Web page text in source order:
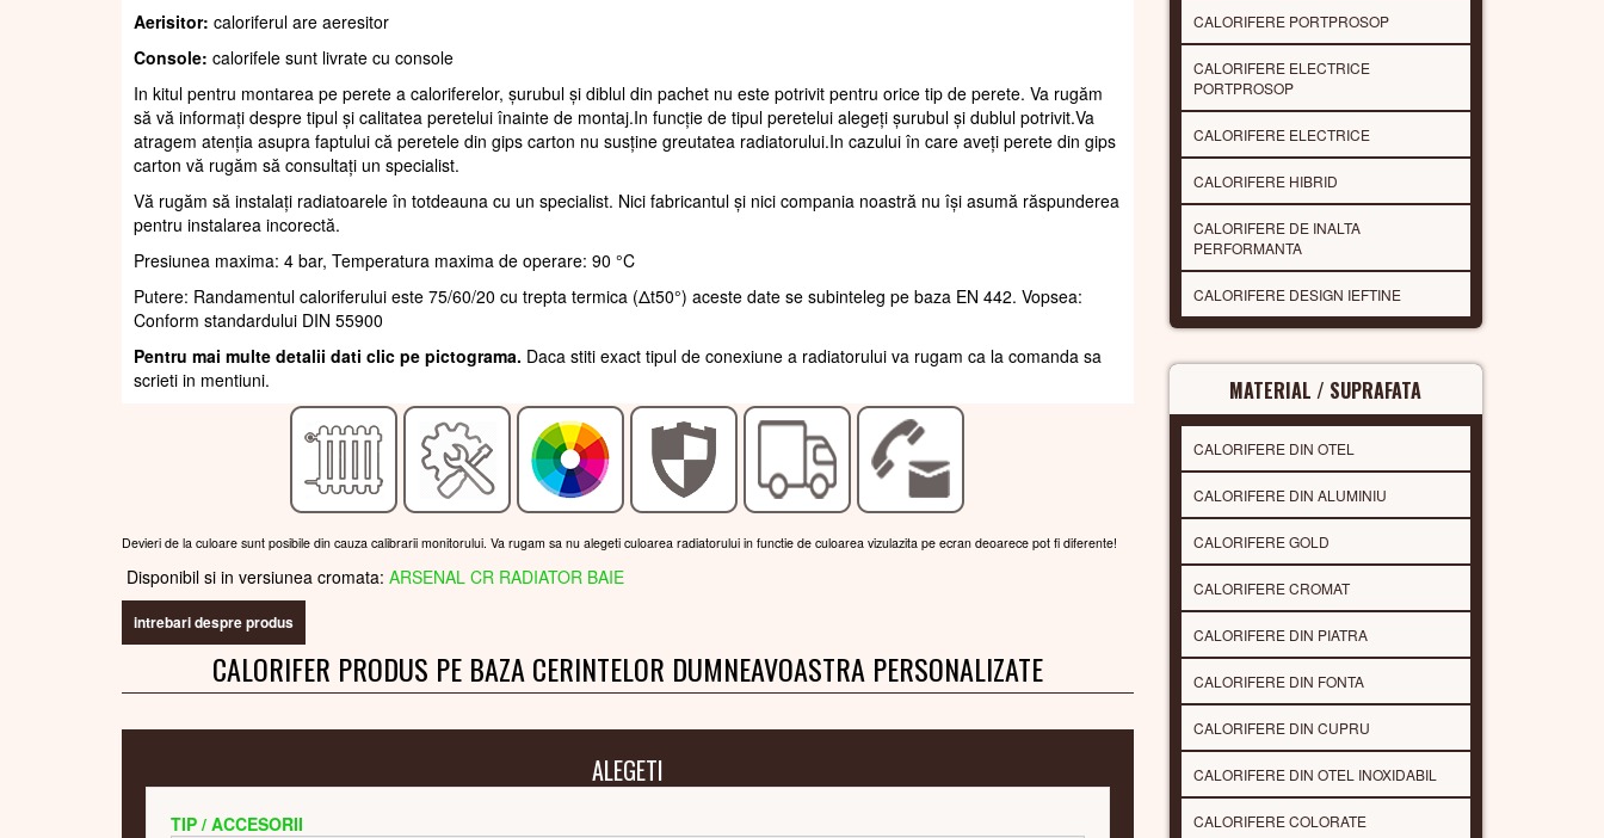
Aerisitor: caloriferul are aeresitor
Console: calorifele sunt livrate cu console
In kitul pentru montarea pe perete a caloriferelor, șurubul și diblul din pachet nu este potrivit pentru orice tip de perete. Va rugăm
să vă informați despre tipul și calitatea peretelui înainte de montaj.In funcție de tipul peretelui alegeți șurubul și dublul potrivit.Va
atragem atenția asupra faptului că peretele din gips carton nu susține greutatea radiatorului.In cazului în care aveți perete din gips
carton vă rugăm să consultați un specialist.
Vă rugăm să instalați radiatoarele în totdeauna cu un specialist. Nici fabricantul și nici compania noastră nu își asumă răspunderea
pentru instalarea incorectă.
Presiunea maxima: 4 bar, Temperatura maxima de operare: 90 °C
Putere: Randamentul caloriferului este 75/60/20 cu trepta termica (Δt50°) aceste date se subinteleg pe baza EN 442. Vopsea:
Conform standardului DIN 55900
Pentru mai multe detalii dati clic pe pictograma. Daca stiti exact tipul de conexiune a radiatorului va rugam ca la comanda sa
scrieti in mentiuni.
Devieri de la culoare sunt posibile din cauza calibrarii monitorului. Va rugam sa nu alegeti culoarea radiatorului in functie de culoarea vizulazita pe ecran deoarece pot fi diferente!
Disponibil si in versiunea cromata: ARSENAL CR RADIATOR BAIE
intrebari despre produs
CALORIFER PRODUS PE BAZA CERINTELOR DUMNEAVOASTRA PERSONALIZATE
ALEGETI
TIP / ACCESORII
CALORIFERE PORTPROSOP
CALORIFERE ELECTRICE
PORTPROSOP
CALORIFERE ELECTRICE
CALORIFERE HIBRID
CALORIFERE DE INALTA
PERFORMANTA
CALORIFERE DESIGN IEFTINE
MATERIAL / SUPRAFATA
CALORIFERE DIN OTEL
CALORIFERE DIN ALUMINIU
CALORIFERE GOLD
CALORIFERE CROMAT
CALORIFERE DIN PIATRA
CALORIFERE DIN FONTA
CALORIFERE DIN CUPRU
CALORIFERE DIN OTEL INOXIDABIL
CALORIFERE COLORATE